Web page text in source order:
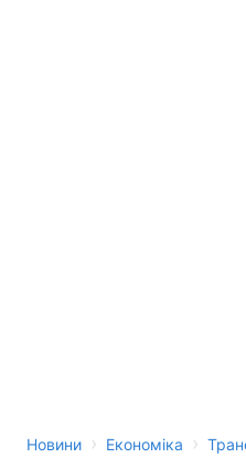
Новини › Економіка ›